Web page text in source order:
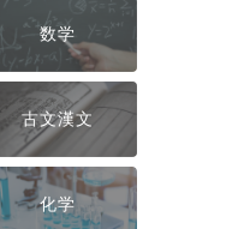
数学
古文漢文
化学